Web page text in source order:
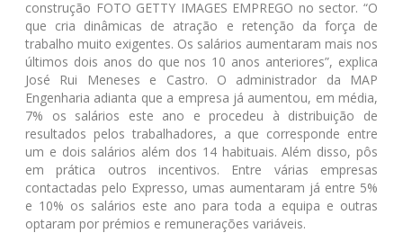
construção FOTO GETTY IMAGES EMPREGO no sector. “O
que cria dinâmicas de atração e retenção da força de
trabalho muito exigentes. Os salários aumentaram mais nos
últimos dois anos do que nos 10 anos anteriores”, explica
José Rui Meneses e Castro. O administrador da MAP
Engenharia adianta que a empresa já aumentou, em média,
7% os salários este ano e procedeu à distribuição de
resultados pelos trabalhadores, a que corresponde entre
um e dois salários além dos 14 habituais. Além disso, pôs
em prática outros incentivos. Entre várias empresas
contactadas pelo Expresso, umas aumentaram já entre 5%
e 10% os salários este ano para toda a equipa e outras
optaram por prémios e remunerações variáveis.